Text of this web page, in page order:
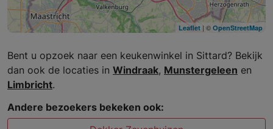
Leaflet | © OpenStreetMap
Bent u opzoek naar een keukenwinkel in Sittard? Bekijk
dan ook de locaties in Windraak, Munstergeleen en
Limbricht.
Andere bezoekers bekeken ook: